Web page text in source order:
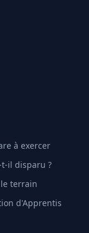
à exercer
il disparu ?
terrain
d'Apprentis